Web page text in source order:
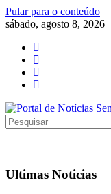
Pular para o conteúdo
sábado, agosto 8, 2026
Ultimas Noticias